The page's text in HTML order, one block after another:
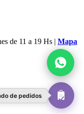
de 11 a 19 Hs | Mapa
de pedidos